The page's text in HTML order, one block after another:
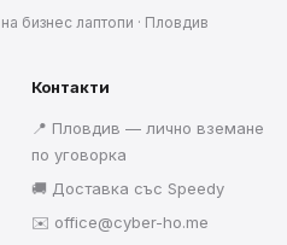
бизнес лаптопи · Пловдив
Контакти
📍 Пловдив — лично вземане
по уговорка
🚚 Доставка със Speedy
✉️ office@cyber-ho.me